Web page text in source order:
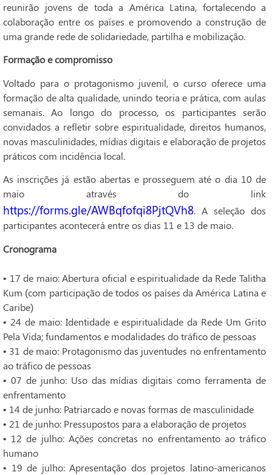
reunirão jovens de toda a América Latina, fortalecendo a
colaboração entre os países e promovendo a construção de
uma grande rede de solidariedade, partilha e mobilização.
Formação e compromisso
Voltado para o protagonismo juvenil, o curso oferece uma
formação de alta qualidade, unindo teoria e prática, com aulas
semanais. Ao longo do processo, os participantes serão
convidados a refletir sobre espiritualidade, direitos humanos,
novas masculinidades, mídias digitais e elaboração de projetos
práticos com incidência local.
As inscrições já estão abertas e prosseguem até o dia 10 de
maio através do link
https://forms.gle/AWBqfofqi8PjtQVh8. A seleção dos
participantes acontecerá entre os dias 11 e 13 de maio.
Cronograma
• 17 de maio: Abertura oficial e espiritualidade da Rede Talitha
Kum (com participação de todos os países da América Latina e
Caribe)
• 24 de maio: Identidade e espiritualidade da Rede Um Grito
Pela Vida; fundamentos e modalidades do tráfico de pessoas
• 31 de maio: Protagonismo das juventudes no enfrentamento
ao tráfico de pessoas
• 07 de junho: Uso das mídias digitais como ferramenta de
enfrentamento
• 14 de junho: Patriarcado e novas formas de masculinidade
• 21 de junho: Pressupostos para a elaboração de projetos
• 12 de julho: Ações concretas no enfrentamento ao tráfico
humano
• 19 de julho: Apresentação dos projetos latino-americanos